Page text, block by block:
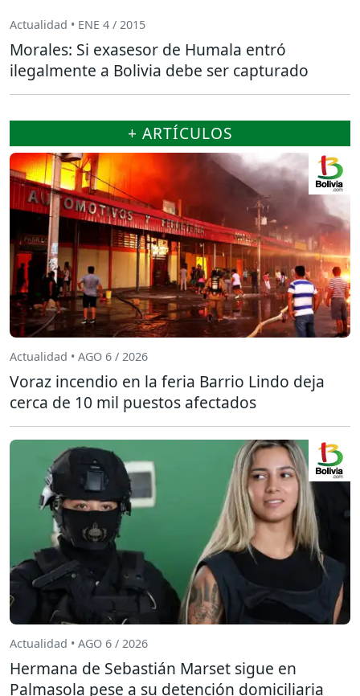
Actualidad • ENE 4 / 2015
Morales: Si exasesor de Humala entró
ilegalmente a Bolivia debe ser capturado
+ ARTÍCULOS
Actualidad • AGO 6 / 2026
Voraz incendio en la feria Barrio Lindo deja
cerca de 10 mil puestos afectados
Actualidad • AGO 6 / 2026
Hermana de Sebastián Marset sigue en
Palmasola pese a su detención domiciliaria